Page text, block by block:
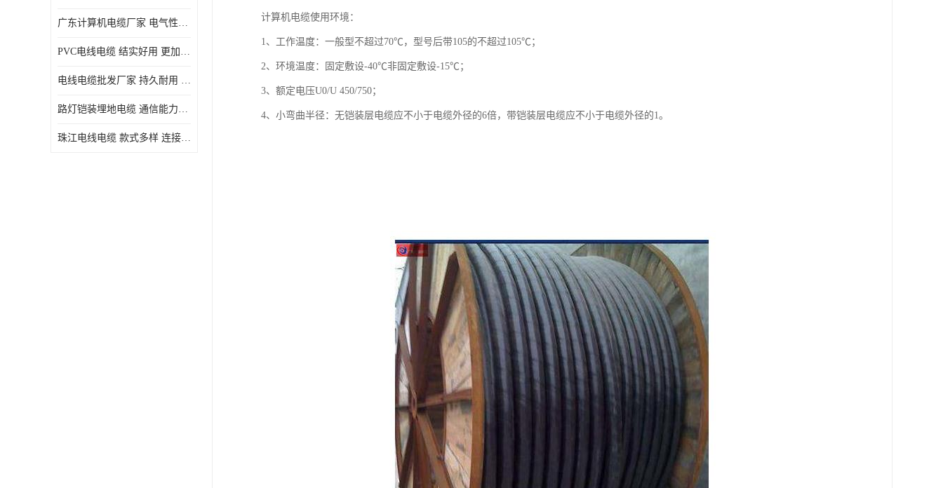
广东计算机电缆厂家 电气性能稳定 外形美观大方
PVC电线电缆 结实好用 更加省时省力
电线电缆批发厂家 持久耐用 铜芯含量高
路灯铠装埋地电缆 通信能力强 受外界干扰小
珠江电线电缆 款式多样 连接可靠安全
计算机电缆使用环境：
1、工作温度：一般型不超过70℃，型号后带105的不超过105℃；
2、环境温度：固定敷设-40℃非固定敷设-15℃；
3、额定电压U0/U 450/750；
4、小弯曲半径：无铠装层电缆应不小于电缆外径的6倍，带铠装层电缆应不小于电缆外径的1。